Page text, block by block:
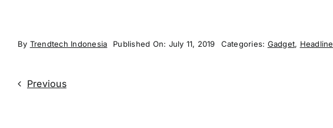
By Trendtech Indonesia Published On: July 11, 2019 Categories: Gadget, Headline
Previous